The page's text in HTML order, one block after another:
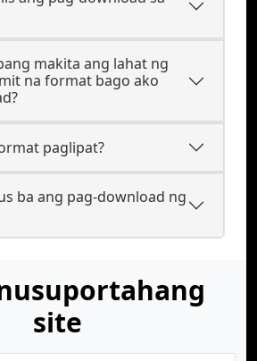
makita ang lahat ng
na format bago ako
paglipat?
ba ang pag-download ng
site